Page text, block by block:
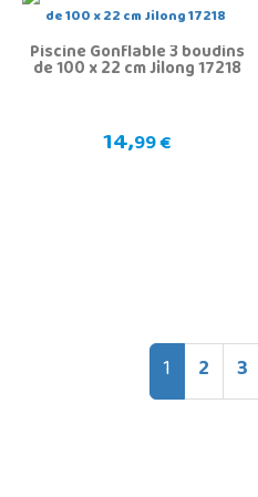
Piscine Gonflable 3 boudins
de 100 x 22 cm Jilong 17218
14,99 €
1 2 3